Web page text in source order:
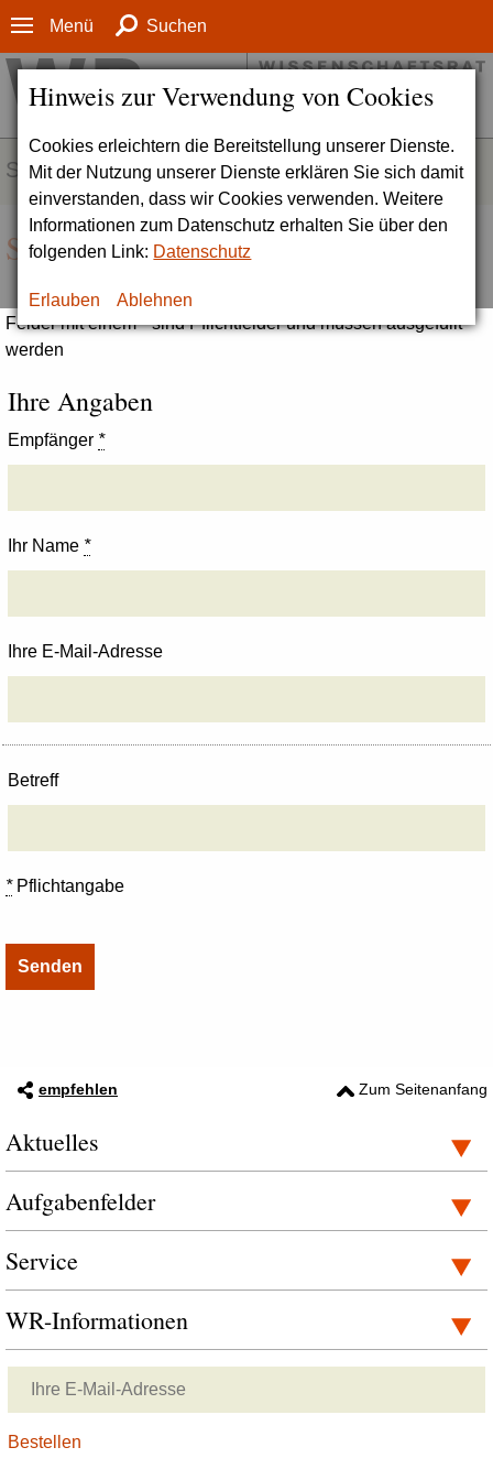
Hinweis zur Verwendung von Cookies
Cookies erleichtern die Bereitstellung unserer Dienste.
Mit der Nutzung unserer Dienste erklären Sie sich damit
einverstanden, dass wir Cookies verwenden. Weitere
Informationen zum Datenschutz erhalten Sie über den
folgenden Link: Datenschutz
Erlauben Ablehnen
Menü Suchen
SERVICE
Seite empfehlen
Felder mit einem * sind Pflichtfelder und müssen ausgefüllt
werden
Ihre Angaben
Empfänger *
Ihr Name *
Ihre E-Mail-Adresse
Betreff
*Pflichtangabe
empfehlen Zum Seitenanfang
Aktuelles
Aufgabenfelder
Service
WR-Informationen